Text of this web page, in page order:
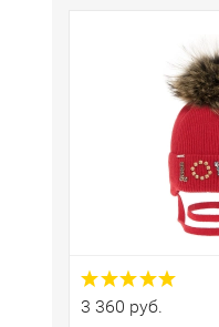
3 360 руб.